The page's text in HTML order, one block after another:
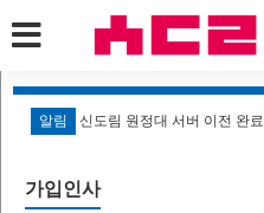
알림 신도림 원정대 서버 이전 완료
가입인사